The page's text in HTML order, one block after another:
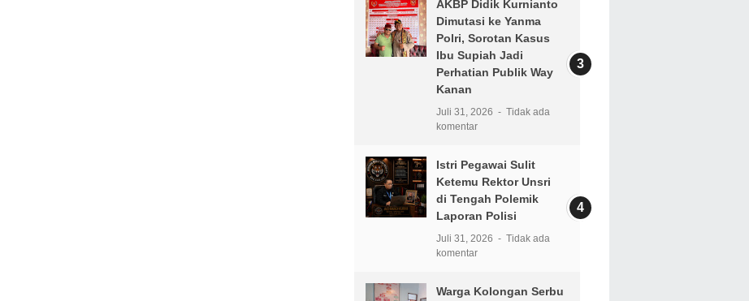
AKBP Didik Kurnianto
Dimutasi ke Yanma
Polri, Sorotan Kasus
Ibu Supiah Jadi
Perhatian Publik Way
Kanan
Juli 31, 2026
Tidak ada
komentar
Istri Pegawai Sulit
Ketemu Rektor Unsri
di Tengah Polemik
Laporan Polisi
Juli 31, 2026
Tidak ada
komentar
Warga Kolongan Serbu